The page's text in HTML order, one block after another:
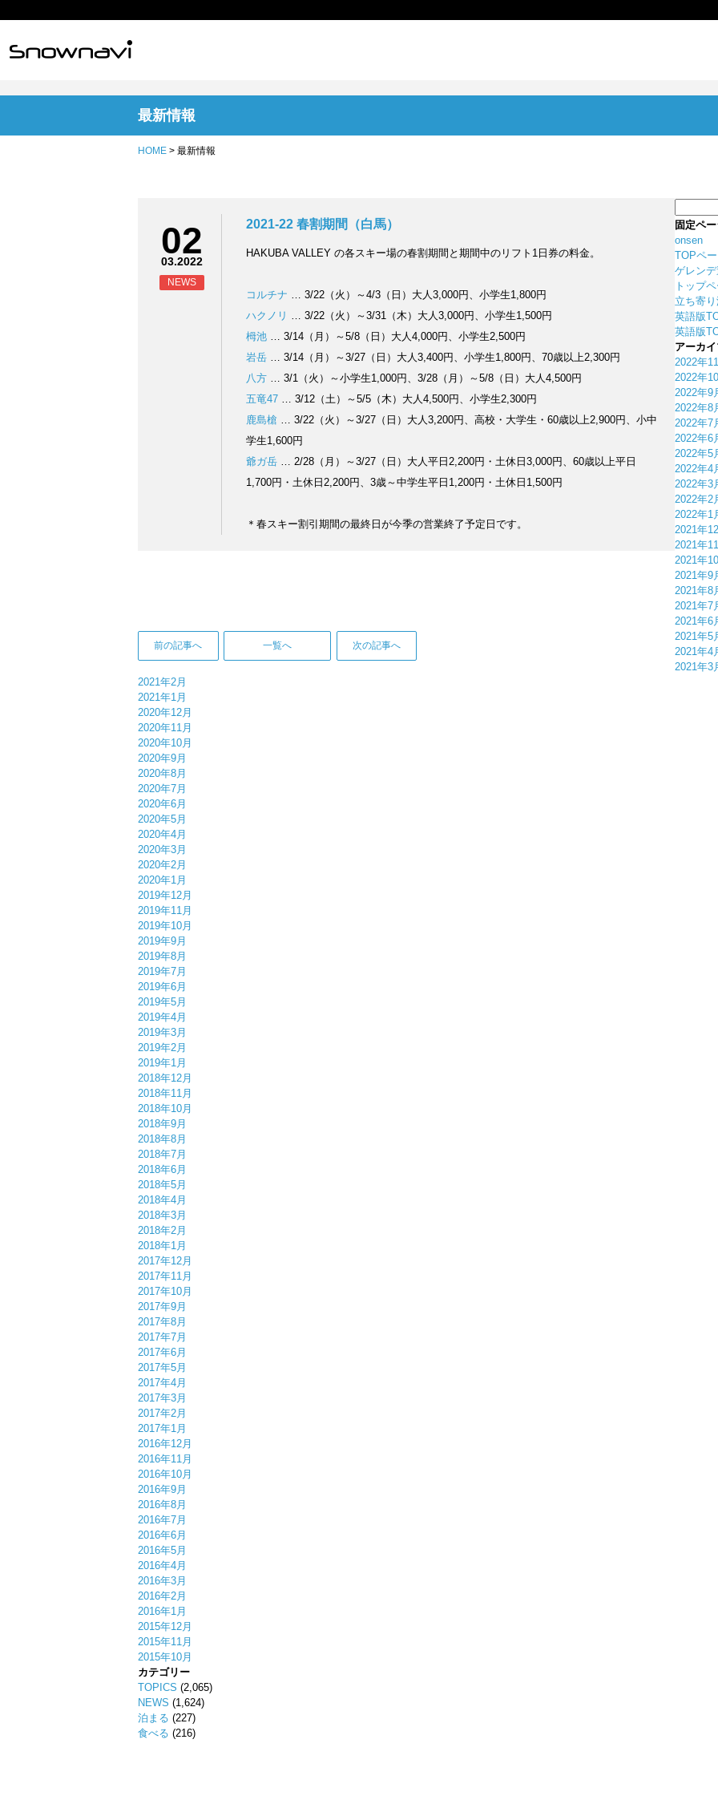
最新情報
HOME > 最新情報
02
03.2022
NEWS
2021-22 春割期間（白馬）
HAKUBA VALLEY の各スキー場の春割期間と期間中のリフト1日券の料金。
コルチナ … 3/22（火）～4/3（日）大人3,000円、小学生1,800円
ハクノリ … 3/22（火）～3/31（木）大人3,000円、小学生1,500円
栂池 … 3/14（月）～5/8（日）大人4,000円、小学生2,500円
岩岳 … 3/14（月）～3/27（日）大人3,400円、小学生1,800円、70歳以上2,300円
八方 … 3/1（火）～小学生1,000円、3/28（月）～5/8（日）大人4,500円
五竜47 … 3/12（土）～5/5（木）大人4,500円、小学生2,300円
鹿島槍 … 3/22（火）～3/27（日）大人3,200円、高校・大学生・60歳以上2,900円、小中
学生1,600円
爺ガ岳 … 2/28（月）～3/27（日）大人平日2,200円・土休日3,000円、60歳以上平日
1,700円・土休日2,200円、3歳～中学生平日1,200円・土休日1,500円
＊春スキー割引期間の最終日が今季の営業終了予定日です。
前の記事へ 一覧へ 次の記事へ
索:
固定ペ
onsen
TOPペ
ゲレン
トップ
立ち寄
英語版
英語版
アーカ
2022年
2022年
2022年9
2022年8
2022年7
2022年6
2022年5
2022年4
2022年3
2022年2
2022年1
2021年
2021年
2021年
2021年9
2021年8
2021年7
2021年6
2021年5
2021年4
2021年3
2021年2月
2021年1月
2020年12月
2020年11月
2020年10月
2020年9月
2020年8月
2020年7月
2020年6月
2020年5月
2020年4月
2020年3月
2020年2月
2020年1月
2019年12月
2019年11月
2019年10月
2019年9月
2019年8月
2019年7月
2019年6月
2019年5月
2019年4月
2019年3月
2019年2月
2019年1月
2018年12月
2018年11月
2018年10月
2018年9月
2018年8月
2018年7月
2018年6月
2018年5月
2018年4月
2018年3月
2018年2月
2018年1月
2017年12月
2017年11月
2017年10月
2017年9月
2017年8月
2017年7月
2017年6月
2017年5月
2017年4月
2017年3月
2017年2月
2017年1月
2016年12月
2016年11月
2016年10月
2016年9月
2016年8月
2016年7月
2016年6月
2016年5月
2016年4月
2016年3月
2016年2月
2016年1月
2015年12月
2015年11月
2015年10月
カテゴリー
TOPICS (2,065)
NEWS (1,624)
泊まる (227)
食べる (216)